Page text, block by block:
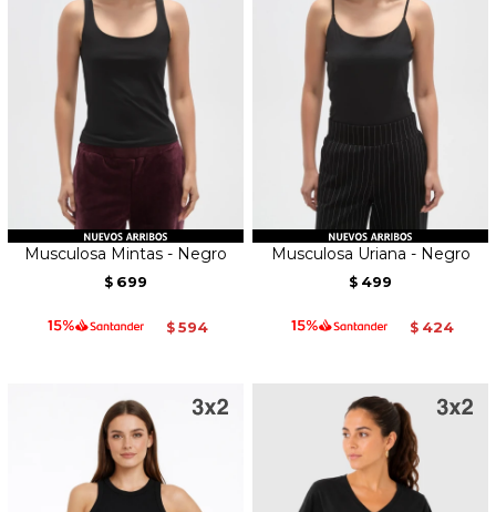
Musculosa Mintas - Negro
$ 699
$ 594
Musculosa Uriana - Negro
$ 499
$ 424